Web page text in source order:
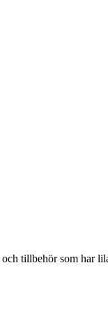
tillbehör som